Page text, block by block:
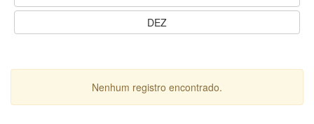
DEZ
Nenhum registro encontrado.